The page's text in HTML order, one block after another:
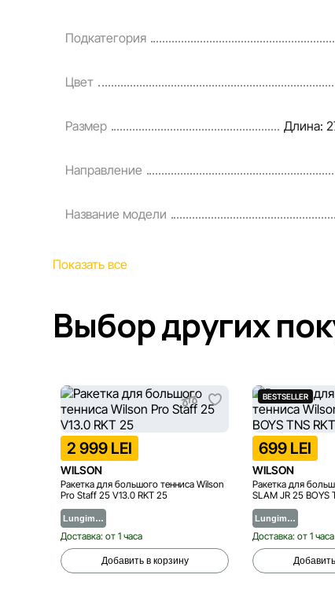
порядке и без предварительного уведомления.
Наша команда регулярно проверяет и
Подкатегория
Цвет
Размер Длина:
Направление
Название модели
Показать все
Выбор других
2 999 LEI
WILSON
Ракетка для большого тенниса Wilson
Pro Staff 25 V13.0 RKT 25
Lungim…
Доставка: от 1 часа
Добавить в корзину
BESTSELLER
699 LEI
WILSON
Ракетка для
SLAM JR 25 BOYS
Lungim…
Доставка: от 1 часа